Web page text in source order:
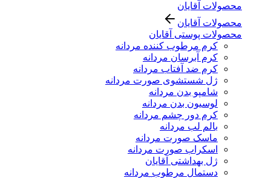
محصولات آقایان
محصولات آقایان
محصولات پوستی آقایان
کرم مرطوب کننده مردانه
کرم آبرسان مردانه
کرم ضد آفتاب مردانه
ژل شستشوی صورت مردانه
شامپو بدن مردانه
لوسیون بدن مردانه
کرم دور چشم مردانه
بالم لب مردانه
ماسک صورت مردانه
اسکراب صورت مردانه
ژل بهداشتی آقایان
دستمال مرطوب مردانه